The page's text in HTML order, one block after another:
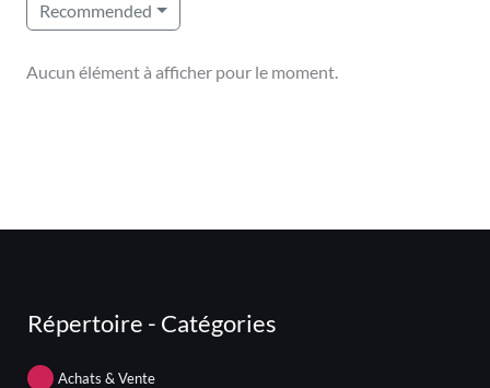
Recommended
Aucun élément à afficher pour le moment.
Répertoire - Catégories
Achats & Vente